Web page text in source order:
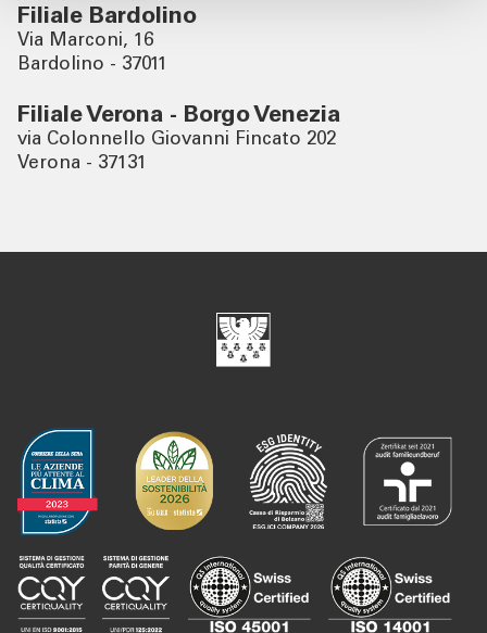
Filiale Bardolino
Via Marconi, 16
Bardolino - 37011
Filiale Verona - Borgo Venezia
via Colonnello Giovanni Fincato 202
Verona - 37131